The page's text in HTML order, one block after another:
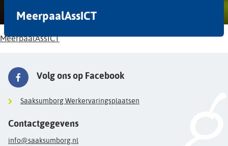
MeerpaalAssICT
MeerpaalAssICT
Volg ons op Facebook
Saaksumborg Werkervaringsplaatsen
Contactgegevens
info@saaksumborg.nl